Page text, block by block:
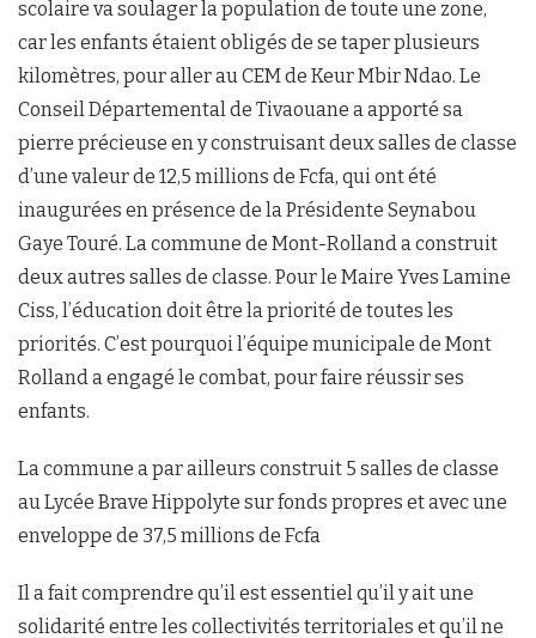
scolaire va soulager la population de toute une zone,
car les enfants étaient obligés de se taper plusieurs
kilomètres, pour aller au CEM de Keur Mbir Ndao. Le
Conseil Départemental de Tivaouane a apporté sa
pierre précieuse en y construisant deux salles de classe
d’une valeur de 12,5 millions de Fcfa, qui ont été
inaugurées en présence de la Présidente Seynabou
Gaye Touré. La commune de Mont-Rolland a construit
deux autres salles de classe. Pour le Maire Yves Lamine
Ciss, l’éducation doit être la priorité de toutes les
priorités. C’est pourquoi l’équipe municipale de Mont
Rolland a engagé le combat, pour faire réussir ses
enfants.
La commune a par ailleurs construit 5 salles de classe
au Lycée Brave Hippolyte sur fonds propres et avec une
enveloppe de 37,5 millions de Fcfa
Il a fait comprendre qu’il est essentiel qu’il y ait une
solidarité entre les collectivités territoriales et qu’il ne